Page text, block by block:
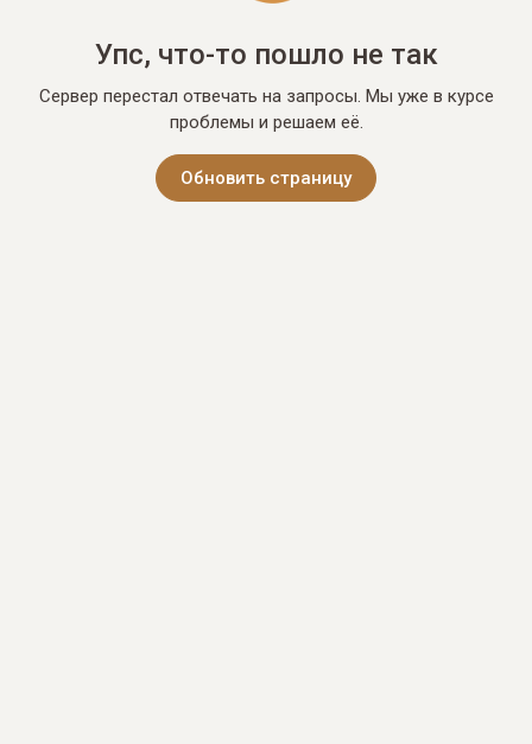
Упс, что-то пошло не так
Сервер перестал отвечать на запросы. Мы уже в курсе
проблемы и решаем её.
Обновить страницу